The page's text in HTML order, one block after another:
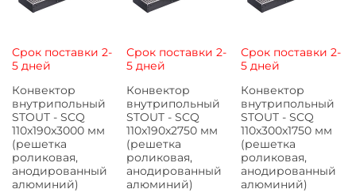
Срок поставки 2-
5 дней
Конвектор
внутрипольный
STOUT - SCQ
110x190x3000 мм
(решетка
роликовая,
анодированный
алюминий)
Срок поставки 2-
5 дней
Конвектор
внутрипольный
STOUT - SCQ
110x190x2750 мм
(решетка
роликовая,
анодированный
алюминий)
Срок поставки 2-
5 дней
Конвектор
внутрипольный
STOUT - SCQ
110x300x1750 мм
(решетка
роликовая,
анодированный
алюминий)